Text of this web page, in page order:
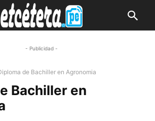
- Publicidad -
de Bachiller en Agronomia
Bachiller en